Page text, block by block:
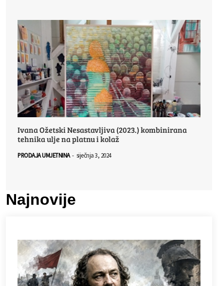
Ivana Ožetski Nesastavljiva (2023.) kombinirana
tehnika ulje na platnu i kolaž
PRODAJA UMJETNINA - siječnja 3, 2024
Najnovije